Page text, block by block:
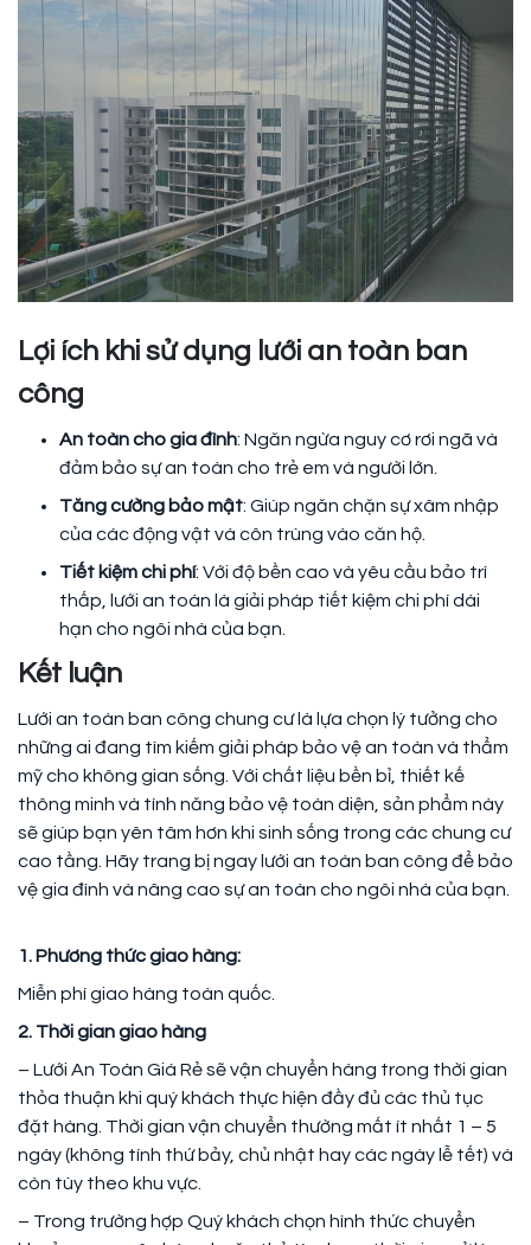
Lợi ích khi sử dụng lưới an toàn ban
công
An toàn cho gia đình: Ngăn ngừa nguy cơ rơi ngã và
đảm bảo sự an toàn cho trẻ em và người lớn.
Tăng cường bảo mật: Giúp ngăn chặn sự xâm nhập
của các động vật và côn trùng vào căn hộ.
Tiết kiệm chi phí: Với độ bền cao và yêu cầu bảo trì
thấp, lưới an toàn là giải pháp tiết kiệm chi phí dài
hạn cho ngôi nhà của bạn.
Kết luận
Lưới an toàn ban công chung cư là lựa chọn lý tưởng cho
những ai đang tìm kiếm giải pháp bảo vệ an toàn và thẩm
mỹ cho không gian sống. Với chất liệu bền bỉ, thiết kế
thông minh và tính năng bảo vệ toàn diện, sản phẩm này
sẽ giúp bạn yên tâm hơn khi sinh sống trong các chung cư
cao tầng. Hãy trang bị ngay lưới an toàn ban công để bảo
vệ gia đình và nâng cao sự an toàn cho ngôi nhà của bạn.
1. Phương thức giao hàng:
Miễn phí giao hàng toàn quốc.
2. Thời gian giao hàng
– Lưới An Toàn Giá Rẻ sẽ vận chuyển hàng trong thời gian
thỏa thuận khi quý khách thực hiện đầy đủ các thủ tục
đặt hàng. Thời gian vận chuyển thường mất ít nhất 1 – 5
ngày (không tính thứ bảy, chủ nhật hay các ngày lễ tết) và
còn tùy theo khu vực.
– Trong trường hợp Quý khách chọn hình thức chuyển